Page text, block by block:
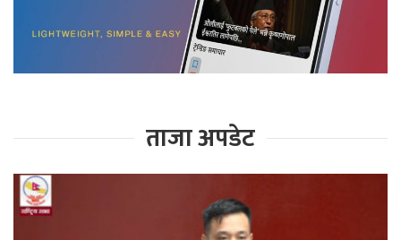
ताजा अपडेट